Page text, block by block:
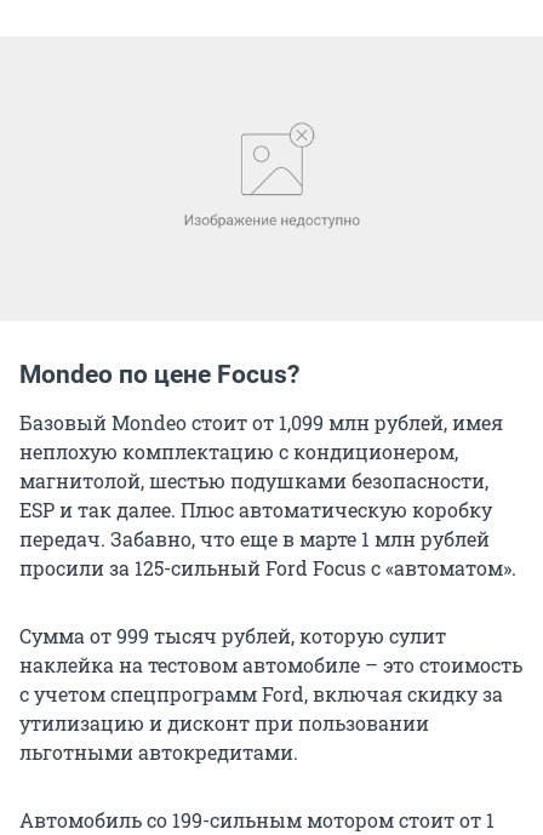
Mondeo по цене Focus?
Базовый Mondeo стоит от 1,099 млн рублей, имея
неплохую комплектацию с кондиционером,
магнитолой, шестью подушками безопасности,
ESP и так далее. Плюс автоматическую коробку
передач. Забавно, что еще в марте 1 млн рублей
просили за 125-сильный Ford Focus с «автоматом».
Сумма от 999 тысяч рублей, которую сулит
наклейка на тестовом автомобиле – это стоимость
с учетом спецпрограмм Ford, включая скидку за
утилизацию и дисконт при пользовании
льготными автокредитами.
Автомобиль со 199-сильным мотором стоит от 1